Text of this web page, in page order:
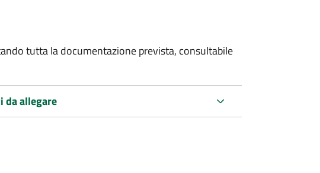
tutta la documentazione prevista, consultabile
da allegare